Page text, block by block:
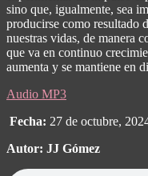
sino que, igualmente, sea
producirse como resultado
nuestras vidas, de manera
que va en continuo
aumenta y se mantiene en
Audio MP3
Fecha: 27 de octubre,
Autor: JJ Gómez